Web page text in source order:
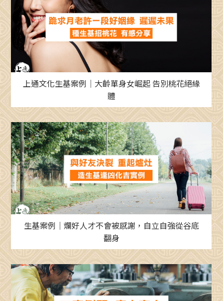
上通文化生基案例｜大齡單身女崛起 告別桃花絕緣
體
生基案例｜爛好人才不會被感謝，自立自強從谷底
翻身